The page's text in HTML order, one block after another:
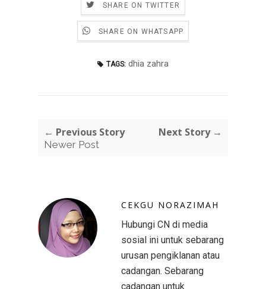
SHARE ON TWITTER
SHARE ON WHATSAPP
TAGS: dhia zahra
← Previous Story
Newer Post
Next Story →
CEKGU NORAZIMAH
Hubungi CN di media
sosial ini untuk sebarang
urusan pengiklanan atau
cadangan. Sebarang
cadangan untuk